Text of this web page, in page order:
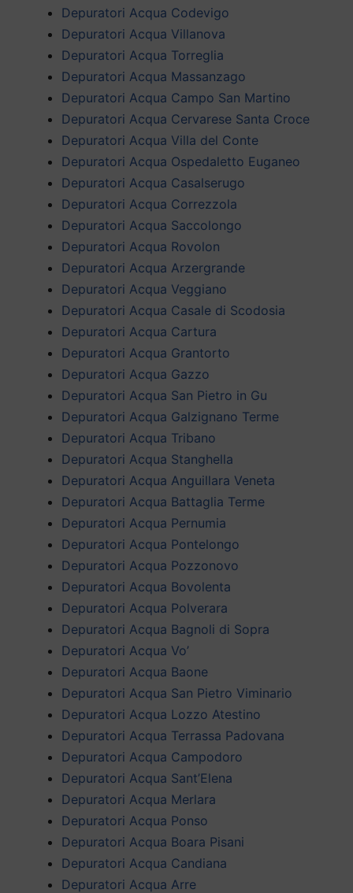
Depuratori Acqua Codevigo
Depuratori Acqua Villanova
Depuratori Acqua Torreglia
Depuratori Acqua Massanzago
Depuratori Acqua Campo San Martino
Depuratori Acqua Cervarese Santa Croce
Depuratori Acqua Villa del Conte
Depuratori Acqua Ospedaletto Euganeo
Depuratori Acqua Casalserugo
Depuratori Acqua Correzzola
Depuratori Acqua Saccolongo
Depuratori Acqua Rovolon
Depuratori Acqua Arzergrande
Depuratori Acqua Veggiano
Depuratori Acqua Casale di Scodosia
Depuratori Acqua Cartura
Depuratori Acqua Grantorto
Depuratori Acqua Gazzo
Depuratori Acqua San Pietro in Gu
Depuratori Acqua Galzignano Terme
Depuratori Acqua Tribano
Depuratori Acqua Stanghella
Depuratori Acqua Anguillara Veneta
Depuratori Acqua Battaglia Terme
Depuratori Acqua Pernumia
Depuratori Acqua Pontelongo
Depuratori Acqua Pozzonovo
Depuratori Acqua Bovolenta
Depuratori Acqua Polverara
Depuratori Acqua Bagnoli di Sopra
Depuratori Acqua Vo’
Depuratori Acqua Baone
Depuratori Acqua San Pietro Viminario
Depuratori Acqua Lozzo Atestino
Depuratori Acqua Terrassa Padovana
Depuratori Acqua Campodoro
Depuratori Acqua Sant’Elena
Depuratori Acqua Merlara
Depuratori Acqua Ponso
Depuratori Acqua Boara Pisani
Depuratori Acqua Candiana
Depuratori Acqua Arre